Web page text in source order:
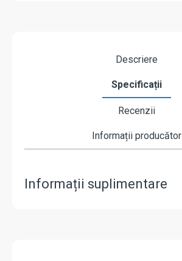
Descriere
Specificații
Recenzii
Informații producător
Informații suplimentare